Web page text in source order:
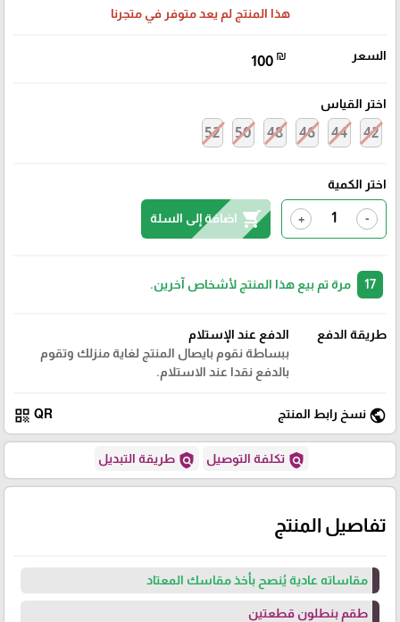
هذا المنتج لم يعد متوفر في متجرنا
السعر 100 ₪
اختر القياس
42
44
46
48
50
52
اختر الكمية
-
+
shopping_cart اضافة إلى السلة
مرة تم بيع هذا المنتج لأشخاص آخرين.
طريقة الدفع
الدفع عند الإستلام
ببساطة نقوم بايصال المنتج لغاية منزلك وتقوم
بالدفع نقدا عند الاستلام.
public نسخ رابط المنتج QR
qr_code
policy تكلفة التوصيل policy طريقة التبديل
تفاصيل المنتج
مقاساته عادية يُنصح بأخذ مقاسك المعتاد
طقم بنطلون قطعتين